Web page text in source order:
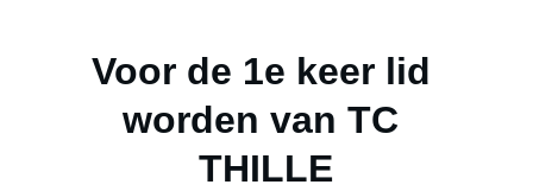
Voor de 1e keer lid
worden van TC
THILLE